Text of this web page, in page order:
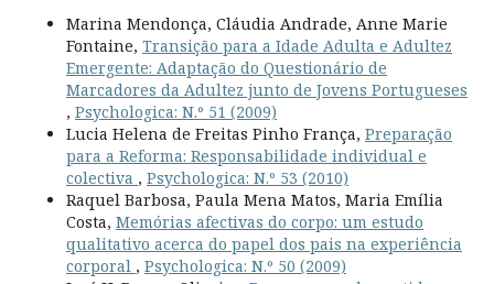
Marina Mendonça, Cláudia Andrade, Anne Marie
Fontaine, Transição para a Idade Adulta e Adultez
Emergente: Adaptação do Questionário de
Marcadores da Adultez junto de Jovens Portugueses
, Psychologica: N.º 51 (2009)
Lucia Helena de Freitas Pinho França, Preparação
para a Reforma: Responsabilidade individual e
colectiva , Psychologica: N.º 53 (2010)
Raquel Barbosa, Paula Mena Matos, Maria Emília
Costa, Memórias afectivas do corpo: um estudo
qualitativo acerca do papel dos pais na experiência
corporal , Psychologica: N.º 50 (2009)